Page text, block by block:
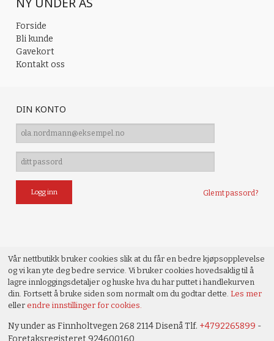
Forside
Bli kunde
Gavekort
Kontakt oss
DIN KONTO
Glemt passord?
Vår nettbutikk bruker cookies slik at du får en bedre kjøpsopplevelse
og vi kan yte deg bedre service. Vi bruker cookies hovedsaklig til å
lagre innloggingsdetaljer og huske hva du har puttet i handlekurven
din. Fortsett å bruke siden som normalt om du godtar dette.Les mer
ellerendre innstillinger for cookies.
Ny under as Finnholtvegen 268 2114 Disenå Tlf. +4792265899 -